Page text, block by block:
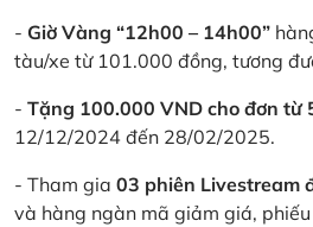
- Giờ Vàng “12h00 – 14h00”
tàu/xe từ 101.000 đồng, tương
- Tặng 100.000 VND cho đơn từ
12/12/2024 đến 28/02/2025.
- Tham gia 03 phiên Livestream
và hàng ngàn mã giảm giá,